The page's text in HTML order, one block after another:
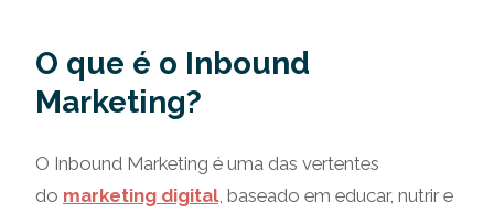
O que é o Inbound
Marketing?
O Inbound Marketing é uma das vertentes
do marketing digital, baseado em educar, nutrir e